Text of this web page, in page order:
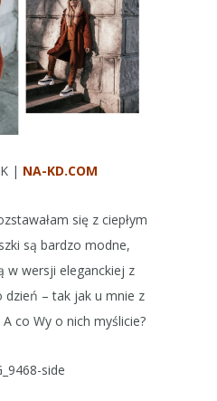
| NA-KD.COM
się z ciepłym
są bardzo modne,
w wersji eleganckiej z
dzień – tak jak u mnie z
co Wy o nich myślicie?